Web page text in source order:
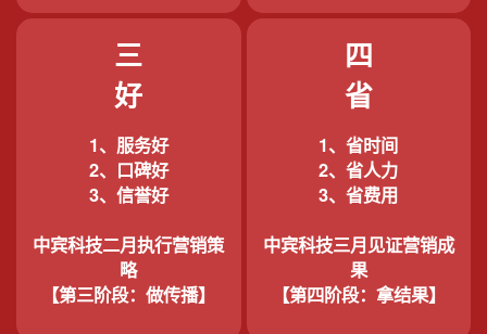
三
好
1、服务好
2、口碑好
3、信誉好
中宾科技二月执行营销策
略
【第三阶段：做传播】
四
省
1、省时间
2、省人力
3、省费用
中宾科技三月见证营销成
果
【第四阶段：拿结果】